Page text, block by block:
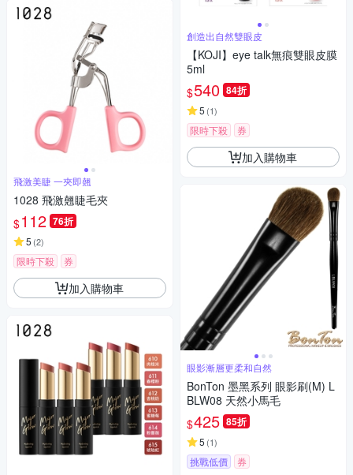
飛激美睫 一夾即翹
1028 飛激翹睫毛夾
$112 76折
5 (2)
限時下殺 券
加入購物車
創造出自然雙眼皮
【KOJI】eye talk無痕雙眼皮膜
5ml
$540 84折
5 (1)
限時下殺 券
加入購物車
眼影漸層更柔和自然
BonTon 墨黑系列 眼影刷(M) L
BLW08 天然小馬毛
$425 85折
5 (1)
挑戰低價 券